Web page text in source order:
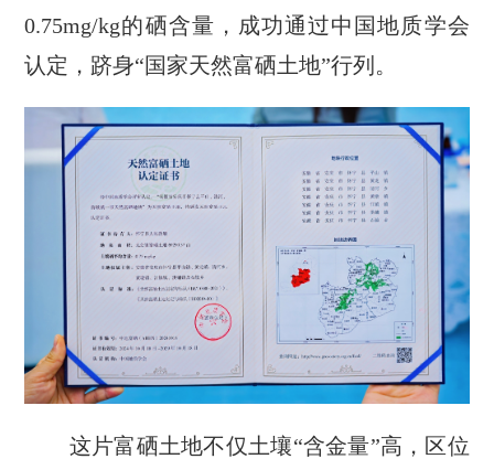
0.75mg/kg的硒含量，成功通过中国地质学会
认定，跻身“国家天然富硒土地”行列。
这片富硒土地不仅土壤“含金量”高，区位